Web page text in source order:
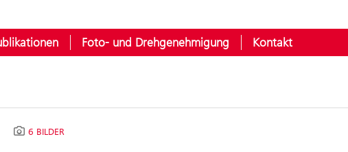
Foto- und Drehgenehmigung Kontakt
6 BILDER